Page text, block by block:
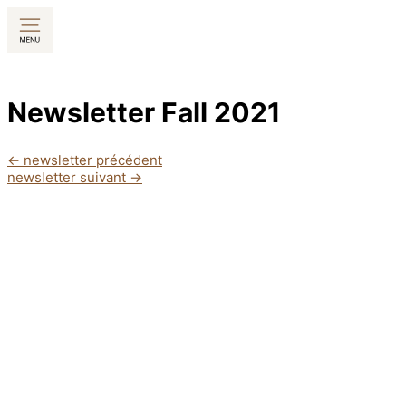
au
contenu
Newsletter Fall 2021
← newsletter précédent
newsletter suivant →